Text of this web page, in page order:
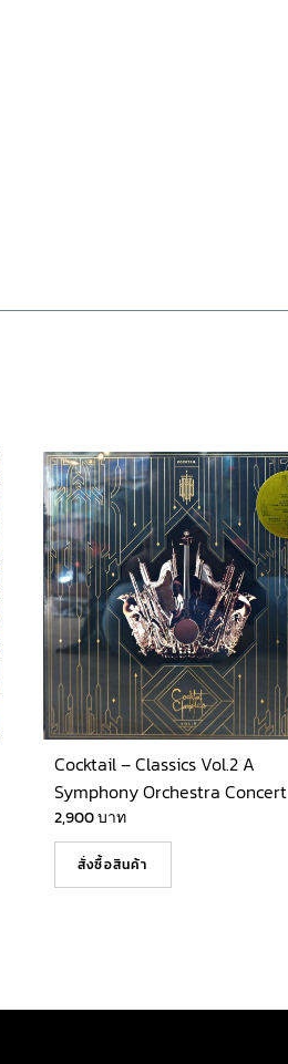
Cocktail – Classics Vol.2 A
Symphony Orchestra Concert
2,900บาท
สั่งซื้อสินค้า